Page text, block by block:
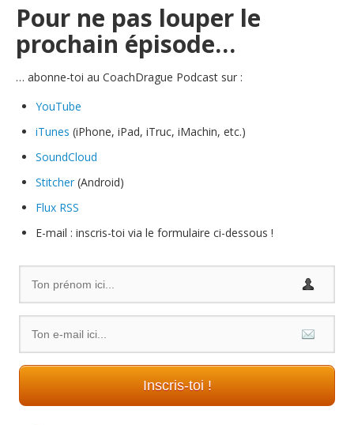
Pour ne pas louper le
prochain épisode…
… abonne-toi au CoachDrague Podcast sur :
YouTube
iTunes (iPhone, iPad, iTruc, iMachin, etc.)
SoundCloud
Stitcher (Android)
Flux RSS
E-mail : inscris-toi via le formulaire ci-dessous !
Inscris-toi !